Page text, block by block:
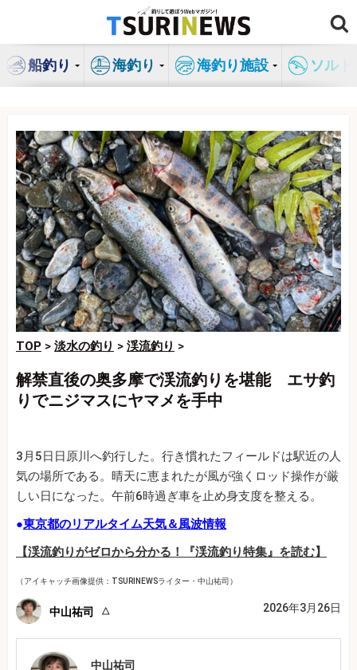
ン
船釣り 海釣り 海釣り施設 ソル
TOP > 淡水の釣り > 渓流釣り >
解禁直後の奥多摩で渓流釣りを堪能 エサ釣
りでニジマスにヤマメを手中
3月5日日原川へ釣行した。行き慣れたフィールドは駅近の人
気の場所である。晴天に恵まれたが風が強くロッド操作が厳
しい日になった。午前6時過ぎ車を止め身支度を整える。
●東京都のリアルタイム天気＆風波情報
【渓流釣りがゼロから分かる！『渓流釣り特集』を読む】
（アイキャッチ画像提供：TSURINEWSライター・中山祐司）
中山祐司 2026年3月26日
中山祐司